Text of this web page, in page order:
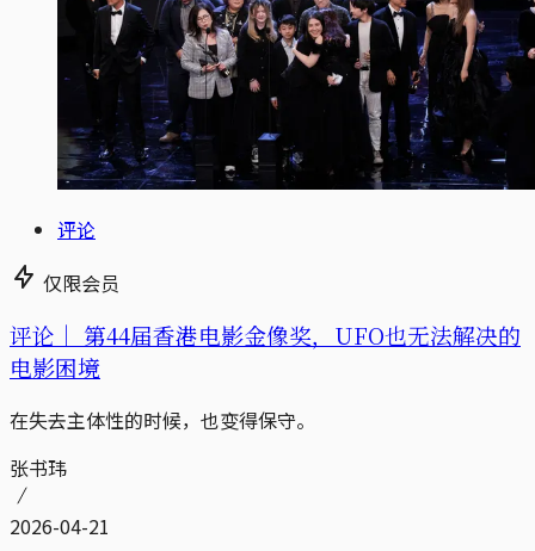
评论
仅限会员
评论｜ 第44届香港电影金像奖，UFO也无法解决的
电影困境
在失去主体性的时候，也变得保守。
张书玮
2026-04-21